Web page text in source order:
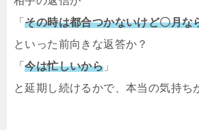
「その時は都合つかないけど〇月な
といった前向きな返答か？
「今は忙しいから 」
と延期し続けるかで、本当の気持ち